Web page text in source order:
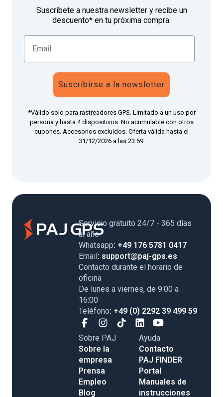
Suscríbete a nuestra newsletter y recibe un
descuento* en tu próxima compra.
Suscribirse a la newsletter
*Válido solo para rastreadores GPS. Limitado a un uso por
persona y hasta 4 dispositivos. No acumulable con otros
cupones. Accesorios excluidos. Oferta válida hasta el
31/12/2026 a las 23:59.
Servicio gratuito 24/7 - 365 días
al año
Whatsapp: +49 176 5781 0417
Email: support@paj-gps.es
Contacto durante el horario de
oficina
De lunes a viernes, de 9:00 a
16:00
Teléfono: +49 (0) 2292 39 499 59
Sobre PAJ
Sobre la
empresa
Prensa
Empleo
Blog
Ayuda
Contacto
PAJ FINDER
Portal
Manuales de
instrucciones